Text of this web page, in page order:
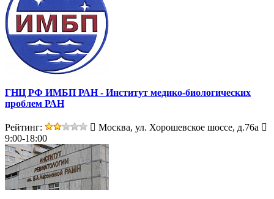
ГНЦ РФ ИМБП РАН - Институт медико-биологических
проблем РАН
Рейтинг:
Москва, ул. Хорошевское шоссе, д.76а
9:00-18:00